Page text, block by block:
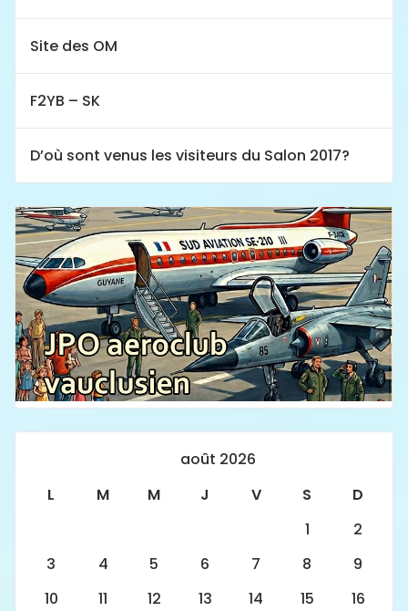
Site des OM
F2YB – SK
D’où sont venus les visiteurs du Salon 2017?
août 2026
L
M M J V S
D
1
2
3
4 5 6 7 8
9
10
11 12 13 14 15
16